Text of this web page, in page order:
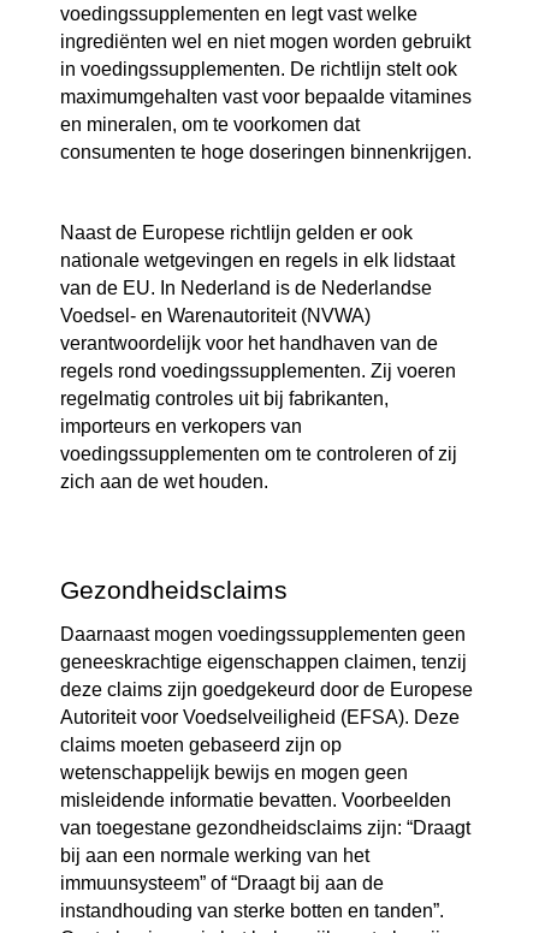
voedingssupplementen en legt vast welke
ingrediënten wel en niet mogen worden gebruikt
in voedingssupplementen. De richtlijn stelt ook
maximumgehalten vast voor bepaalde vitamines
en mineralen, om te voorkomen dat
consumenten te hoge doseringen binnenkrijgen.
Naast de Europese richtlijn gelden er ook
nationale wetgevingen en regels in elk lidstaat
van de EU. In Nederland is de Nederlandse
Voedsel- en Warenautoriteit (NVWA)
verantwoordelijk voor het handhaven van de
regels rond voedingssupplementen. Zij voeren
regelmatig controles uit bij fabrikanten,
importeurs en verkopers van
voedingssupplementen om te controleren of zij
zich aan de wet houden.
Gezondheidsclaims
Daarnaast mogen voedingssupplementen geen
geneeskrachtige eigenschappen claimen, tenzij
deze claims zijn goedgekeurd door de Europese
Autoriteit voor Voedselveiligheid (EFSA). Deze
claims moeten gebaseerd zijn op
wetenschappelijk bewijs en mogen geen
misleidende informatie bevatten. Voorbeelden
van toegestane gezondheidsclaims zijn: “Draagt
bij aan een normale werking van het
immuunsysteem” of “Draagt bij aan de
instandhouding van sterke botten en tanden”.